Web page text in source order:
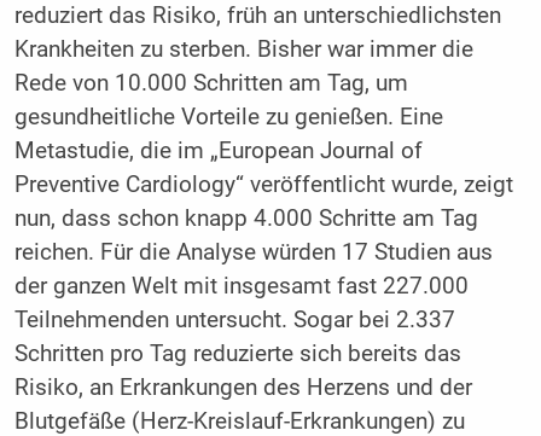
reduziert das Risiko, früh an unterschiedlichsten
Krankheiten zu sterben. Bisher war immer die
Rede von 10.000 Schritten am Tag, um
gesundheitliche Vorteile zu genießen. Eine
Metastudie, die im „European Journal of
Preventive Cardiology“ veröffentlicht wurde, zeigt
nun, dass schon knapp 4.000 Schritte am Tag
reichen. Für die Analyse würden 17 Studien aus
der ganzen Welt mit insgesamt fast 227.000
Teilnehmenden untersucht. Sogar bei 2.337
Schritten pro Tag reduzierte sich bereits das
Risiko, an Erkrankungen des Herzens und der
Blutgefäße (Herz-Kreislauf-Erkrankungen) zu